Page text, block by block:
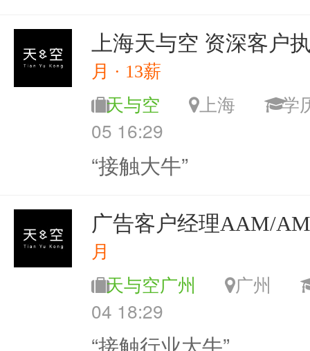
上海天与空 资深客户
月 · 13薪
天与空 上海
学
05 16:29
“接触大牛”
广告客户经理AAM/AM
月
天与空广州
广州
04 18:29